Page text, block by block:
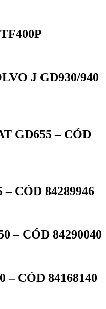
J GD930/940
GD655 – CÓD
CÓD 84289946
– CÓD 84290040
– CÓD 84168140